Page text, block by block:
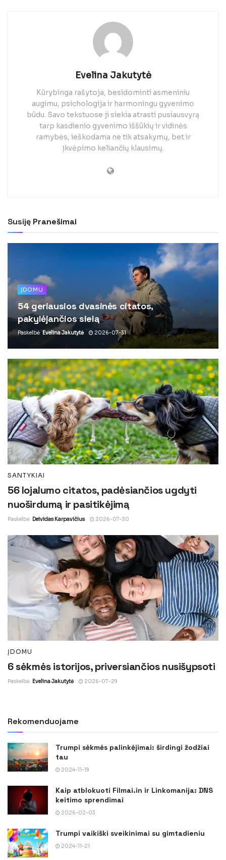
Evelina Jakutytė
Kūrybinga rašytoja, besidominti asmeniniu
augimu, psichologija ir harmoningu gyvenimo
būdu. Savo tekstuose ji siekia atrasti pusiausvyrą
tarp kasdienio gyvenimo iššūkių ir vidinės
ramybės, ieškodama ne tik atsakymų, bet ir
įkvėpimo keliančių klausimų.
Susiję Pranešimai
ĮDOMU
54 geriausios dvasinės citatos,
pakylėjančios sielą
Paskelbė Evelina Jakutytė 2026-07-31
SANTYKIAI
56 lojalumo citatos, padėsiančios ugdyti
nuoširdumą ir pasitikėjimą
Paskelbė Deividas Karpavičius 2026-07-30
ĮDOMU
6 sėkmės istorijos, priversiančios nusišypsoti
Paskelbė Evelina Jakutytė 2026-07-29
Rekomenduojame
Trumpi sėkmės palinkėjimai: širdingi žodžiai
tau
2024-11-19
Kaip atblokuoti Filmai.in ir Linkomanija: DNS
keitimo sprendimai
2026-02-03
Trumpi vaikiški sveikinimai su gimtadieniu
2024-11-21